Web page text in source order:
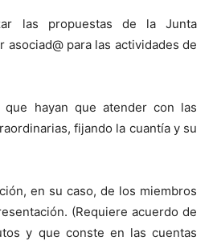
las propuestas de la Junta
asociad@ para las actividades de
hayan que atender con las
fijando la cuantía y su
en su caso, de los miembros
(Requiere acuerdo de
y que conste en las cuentas